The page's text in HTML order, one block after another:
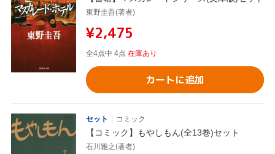
東野圭吾(著者)
¥2,475
全4点中 4点 在庫あり
カートに追加
セット コミック
【コミック】もやしもん(全13巻)セット
石川雅之(著者)